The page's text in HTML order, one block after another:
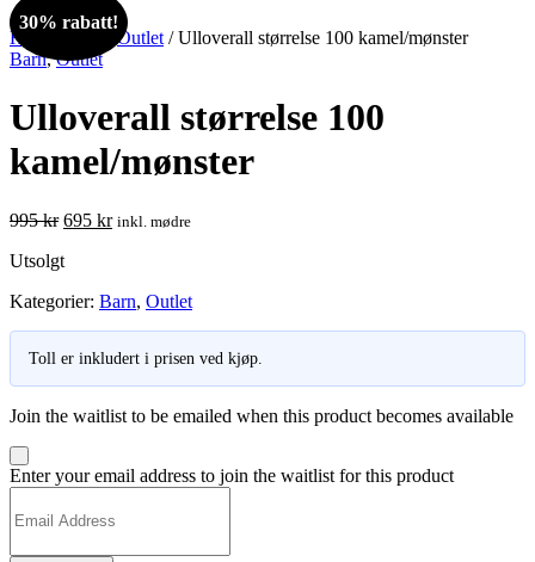
30% rabatt!
Hjem Outlet / Ulloverall størrelse 100 kamel/mønster
Barn,Outlet
Ulloverall størrelse 100
kamel/mønster
995kr Opprinnelig
var:
695 krNåværende
inkl. mødre
Utsolgt
Kategorier: Barn, Outlet
Toll er inkludert i prisen ved kjøp.
Join the waitlist to be emailed when this product becomes available
Dismiss
notification
Enter your email address to join the waitlist for this product